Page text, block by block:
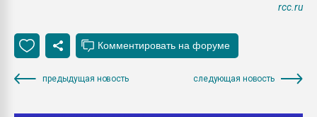
rcc.ru
предыдущая новость следующая новость